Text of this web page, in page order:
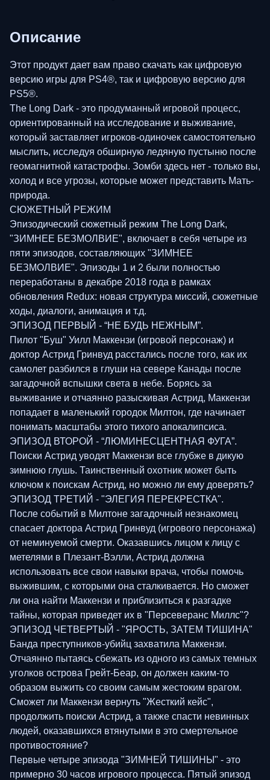
Описание
Этот продукт дает вам право скачать как цифровую
версию игры для PS4®, так и цифровую версию для
PS5®.
The Long Dark - это продуманный игровой процесс,
ориентированный на исследование и выживание,
который заставляет игроков-одиночек самостоятельно
мыслить, исследуя обширную ледяную пустыню после
геомагнитной катастрофы. Зомби здесь нет - только вы,
холод и все угрозы, которые может представить Мать-
природа.
СЮЖЕТНЫЙ РЕЖИМ
Эпизодический сюжетный режим The Long Dark,
"ЗИМНЕЕ БЕЗМОЛВИЕ", включает в себя четыре из
пяти эпизодов, составляющих "ЗИМНЕЕ
БЕЗМОЛВИЕ". Эпизоды 1 и 2 были полностью
переработаны в декабре 2018 года в рамках
обновления Redux: новая структура миссий, сюжетные
ходы, диалоги, анимация и т.д.
ЭПИЗОД ПЕРВЫЙ - “НЕ БУДЬ НЕЖНЫМ”.
Пилот "Буш" Уилл Маккензи (игровой персонаж) и
доктор Астрид Гринвуд расстались после того, как их
самолет разбился в глуши на севере Канады после
загадочной вспышки света в небе. Борясь за
выживание и отчаянно разыскивая Астрид, Маккензи
попадает в маленький городок Милтон, где начинает
понимать масштабы этого тихого апокалипсиса.
ЭПИЗОД ВТОРОЙ - “ЛЮМИНЕСЦЕНТНАЯ ФУГА”.
Поиски Астрид уводят Маккензи все глубже в дикую
зимнюю глушь. Таинственный охотник может быть
ключом к поискам Астрид, но можно ли ему доверять?
ЭПИЗОД ТРЕТИЙ - "ЭЛЕГИЯ ПЕРЕКРЕСТКА".
После событий в Милтоне загадочный незнакомец
спасает доктора Астрид Гринвуд (игрового персонажа)
от неминуемой смерти. Оказавшись лицом к лицу с
метелями в Плезант-Вэлли, Астрид должна
использовать все свои навыки врача, чтобы помочь
выжившим, с которыми она сталкивается. Но сможет
ли она найти Маккензи и приблизиться к разгадке
тайны, которая приведет их в "Персеверанс Миллс"?
ЭПИЗОД ЧЕТВЕРТЫЙ - "ЯРОСТЬ, ЗАТЕМ ТИШИНА"
Банда преступников-убийц захватила Маккензи.
Отчаянно пытаясь сбежать из одного из самых темных
уголков острова Грейт-Беар, он должен каким-то
образом выжить со своим самым жестоким врагом.
Сможет ли Маккензи вернуть "Жесткий кейс",
продолжить поиски Астрид, а также спасти невинных
людей, оказавшихся втянутыми в это смертельное
противостояние?
Первые четыре эпизода "ЗИМНЕЙ ТИШИНЫ" - это
примерно 30 часов игрового процесса. Пятый эпизод